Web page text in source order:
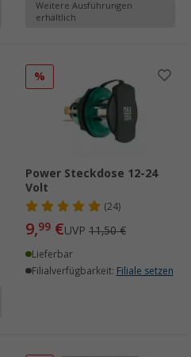
Weitere Ausführungen
erhältlich
%
Power Steckdose 12-24
Volt
(24)
9,99 €UVP 11,50 €
Lieferbar
Filialverfügbarkeit: Filiale setzen